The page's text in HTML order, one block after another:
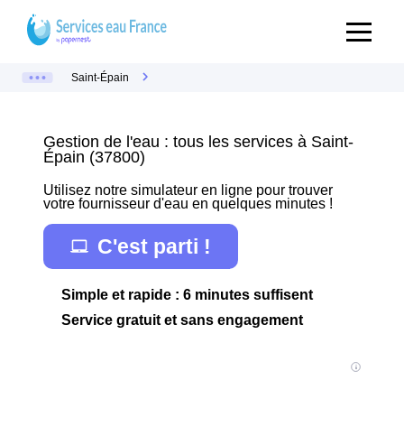
Saint-Épain
Gestion de l'eau : tous les services à Saint-
Épain (37800)
Utilisez notre simulateur en ligne pour trouver
votre fournisseur d'eau en quelques minutes !
C'est parti !
Simple et rapide : 6 minutes suffisent
Service gratuit et sans engagement